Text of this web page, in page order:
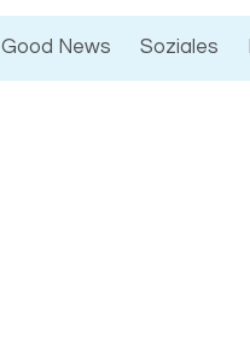
Good News Soziales